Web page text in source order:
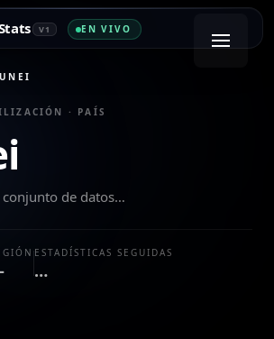
V1 EN VIVO
· PAÍS
conjunto de datos…
ESTADÍSTICAS SEGUIDAS
…